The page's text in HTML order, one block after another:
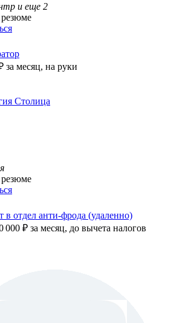
и еще 2
за месяц, на руки
Столица
в отдел анти-фрода (удаленно)
000 ₽ за месяц, до вычета налогов